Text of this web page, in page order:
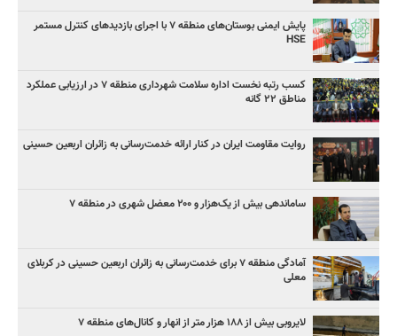
پایش ایمنی بوستان‌های منطقه ۷ با اجرای بازدیدهای کنترل مستمر
HSE
کسب رتبه نخست اداره سلامت شهرداری منطقه ۷ در ارزیابی عملکرد
مناطق ۲۲ گانه
روایت مقاومت ایران در کنار ارائه خدمت‌رسانی به زائران اربعین حسینی
ساماندهی بیش از یک‌هزار و ۲۰۰ معضل شهری در منطقه ۷
آمادگی منطقه ۷ برای خدمت‌رسانی به زائران اربعین حسینی در کربلای
معلی
لایروبی بیش از ۱۸۸ هزار متر از انهار و کانال‌های منطقه ۷